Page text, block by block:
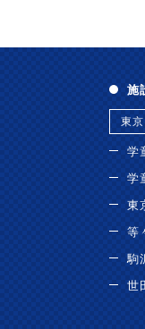
施
東
学
学
東
等
駒
世